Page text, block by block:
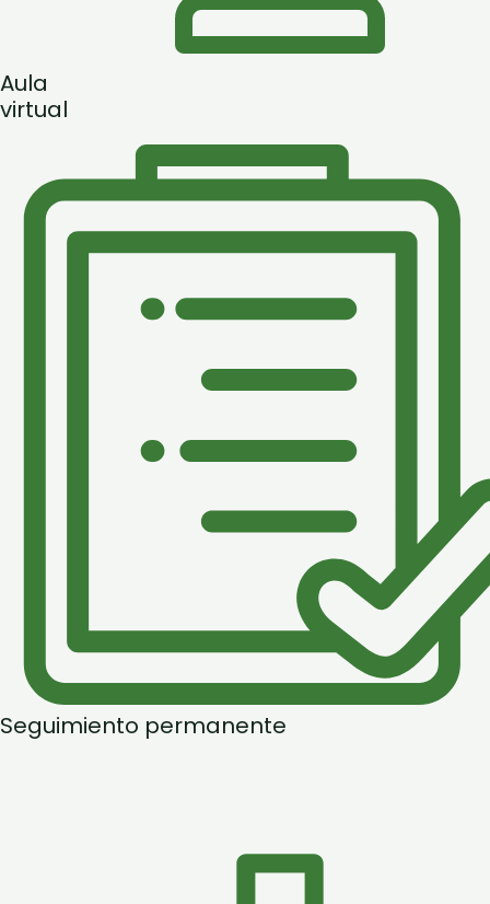
Aula
virtual
Seguimiento permanente